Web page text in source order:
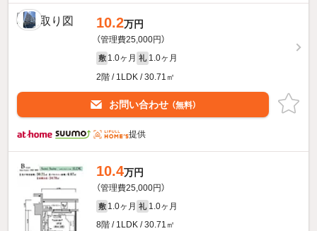
10.2万円
（管理費25,000円）
敷 1.0ヶ月 礼 1.0ヶ月
2階 / 1LDK / 30.71㎡
お問い合わせ （無料）
提供
10.4万円
（管理費25,000円）
敷 1.0ヶ月 礼 1.0ヶ月
8階 / 1LDK / 30.71㎡